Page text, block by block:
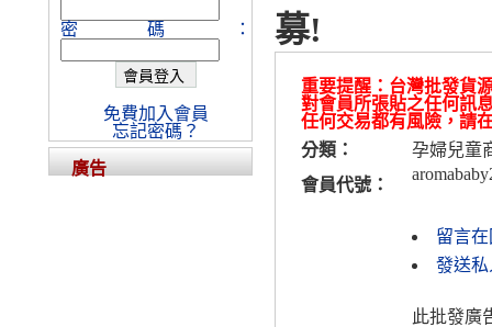
募!
重要提醒：台灣批發貨
對會員所張貼之任何訊
任何交易都有風險，請
分類：
孕婦兒童
會員代號：
留言
發送私
此批發廣
密碼：
免費加入會員
忘記密碼？
廣告